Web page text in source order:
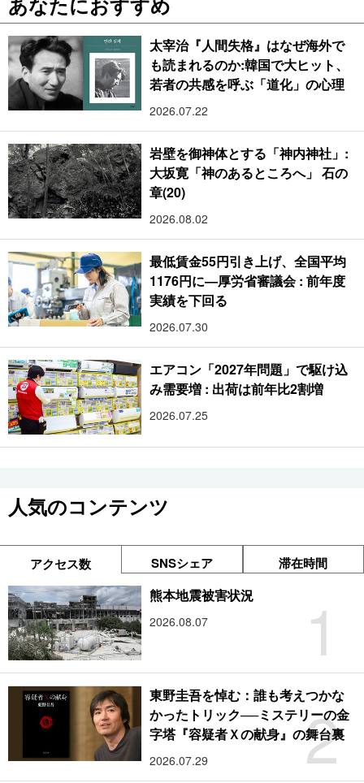
太宰治『人間失格』はなぜ海外で
も読まれるのか:韓国で大ヒット、
若者の共感を呼ぶ「道化」の心理
2026.07.22
岩壁を御神体とする「神内神社」:
大坂寛「神のあるところへ」 石の
章(20)
2026.08.02
最低賃金55円引き上げ、全国平均
1176円に―厚労省審議会 : 前年度
実績を下回る
2026.07.30
エアコン「2027年問題」で駆け込
み需要増 : 出荷は前年比2割増
2026.07.25
人気のコンテンツ
アクセス数 SNSシェア 滞在時間
1
熊本地震被害状況
2026.08.07
2
東野圭吾を悼む：誰も考えつかな
かったトリック──ミステリーの金
字塔『容疑者Ｘの献身』の舞台裏
2026.07.29